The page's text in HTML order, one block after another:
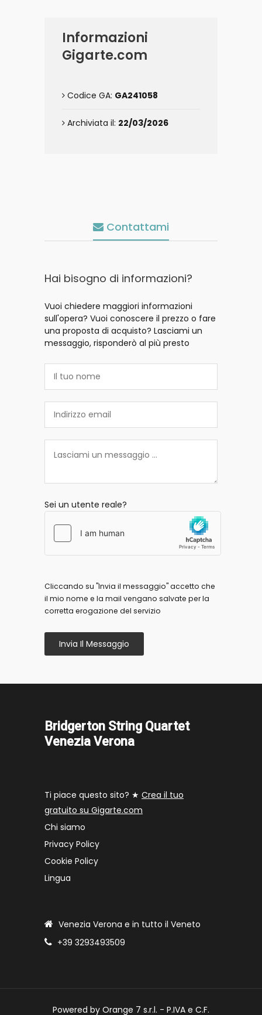
Informazioni
Gigarte.com
Codice GA: GA241058
Archiviata il: 22/03/2026
Contattami
Hai bisogno di informazioni?
Vuoi chiedere maggiori informazioni
sull'opera? Vuoi conoscere il prezzo o fare
una proposta di acquisto? Lasciami un
messaggio, risponderò al più presto
Sei un utente reale?
Cliccando su "Invia il messaggio" accetto che
il mio nome e la mail vengano salvate per la
corretta erogazione del servizio
Invia Il Messaggio
Bridgerton String Quartet
Venezia Verona
Ti piace questo sito? ★ Crea il tuo
gratuito su Gigarte.com
Chi siamo
Privacy Policy
Cookie Policy
Lingua
Venezia Verona e in tutto il Veneto
+39 3293493509
Powered by Orange 7 s.r.l. - P.IVA e C.F.